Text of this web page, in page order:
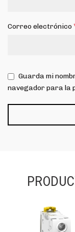
Correo electrónico
Guarda mi
navegador para la